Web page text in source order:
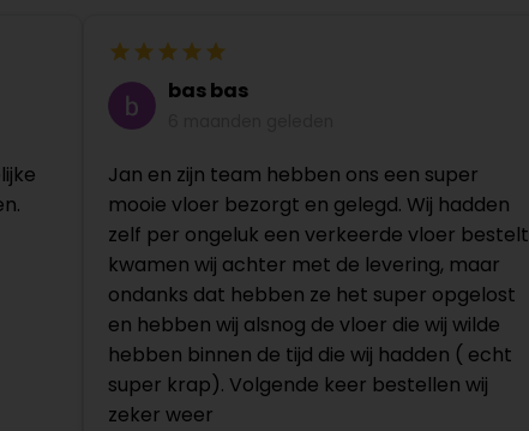
bas bas
Jan en zijn team hebben ons een super
mooie vloer bezorgt en gelegd. Wij hadden
zelf per ongeluk een verkeerde vloer bestelt
kwamen wij achter met de levering, maar
ondanks dat hebben ze het super opgelost
en hebben wij alsnog de vloer die wij wilde
hebben binnen de tijd die wij hadden ( echt
super krap). Volgende keer bestellen wij
zeker weer